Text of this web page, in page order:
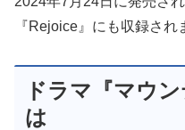
『Rejoice』にも収録され
ドラマ『マウ
は